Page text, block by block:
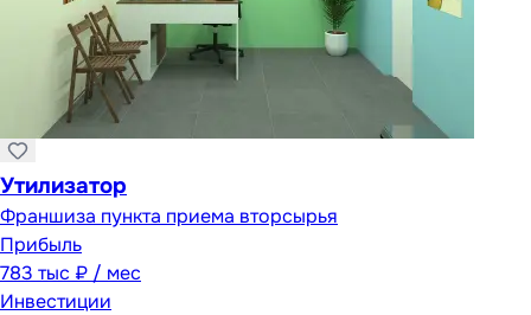
Утилизатор
Франшиза пункта приема вторсырья
Прибыль
783 тыс ₽ / мес
Инвестиции